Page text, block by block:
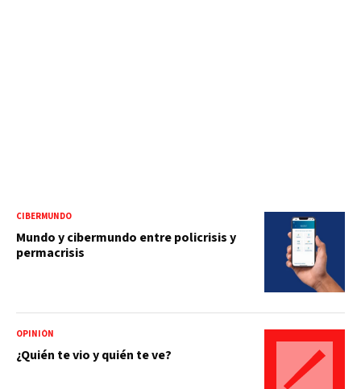
CIBERMUNDO
Mundo y cibermundo entre policrisis y
permacrisis
OPINIÓN
¿Quién te vio y quién te ve?